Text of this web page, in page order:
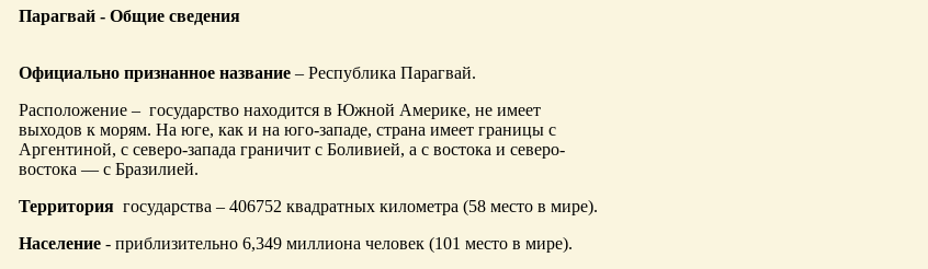
Парагвай - Общие сведения
Официально признанное название – Республика Парагвай.
Расположение – государство находится в Южной Америке, не имеет
выходов к морям. На юге, как и на юго-западе, страна имеет границы с
Аргентиной, с северо-запада граничит с Боливией, а с востока и северо-
востока — с Бразилией.
Территория государства – 406752 квадратных километра (58 место в мире).
Население - приблизительно 6,349 миллиона человек (101 место в мире).